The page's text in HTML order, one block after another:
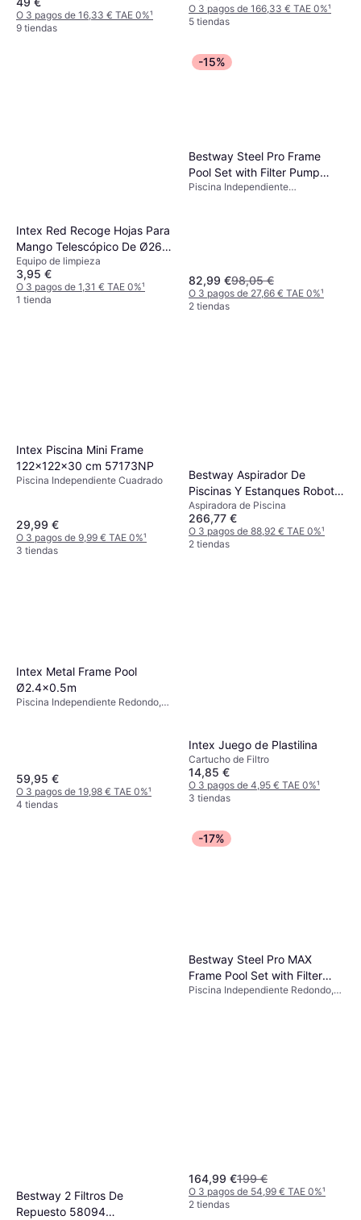
O 3 pagos de 16,33 € TAE 0%¹
9 tiendas
O 3 pagos de 166,33 € TAE 0%¹
5 tiendas
Intex Red Recoge Hojas Para
Mango Telescópico De Ø26,2
Mm Azul 41X30x3 Cm
Equipo de limpieza
3,95 €
O 3 pagos de 1,31 € TAE 0%¹
1 tienda
-15%
Bestway Steel Pro Frame
Pool Set with Filter Pump
3x2.01x0.66m
Piscina Independiente
82,99 €98,05 €
O 3 pagos de 27,66 € TAE 0%¹
2 tiendas
Intex Piscina Mini Frame
122x122x30 cm 57173NP
Piscina Independiente Cuadrado
29,99 €
O 3 pagos de 9,99 € TAE 0%¹
3 tiendas
Bestway Aspirador De
Piscinas Y Estanques Robot
Limpiafondos
Aspiradora de Piscina
266,77 €
O 3 pagos de 88,92 € TAE 0%¹
2 tiendas
Intex Metal Frame Pool
Ø2.4x0.5m
Piscina Independiente Redondo,
59,95 €
O 3 pagos de 19,98 € TAE 0%¹
4 tiendas
Intex Juego de Plastilina
Cartucho de Filtro
14,85 €
O 3 pagos de 4,95 € TAE 0%¹
3 tiendas
Bestway 2 Filtros De
Repuesto 58094
-17%
Bestway Steel Pro MAX
Frame Pool Set with Filter
Pump Ø3.66x1m
Piscina Independiente Redondo,
164,99 €199 €
O 3 pagos de 54,99 € TAE 0%¹
2 tiendas